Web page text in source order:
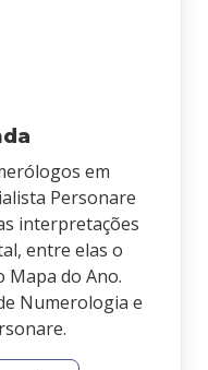
em
Personare
interpretações
entre elas o
Mapa do Ano.
Numerologia e